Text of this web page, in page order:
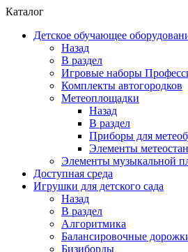
Каталог
Детское обучающее
Назад
В раздел
Игровые наборы
Комплекты автогородков
Метеоплощадки
Назад
В раздел
Приборы для
Элементы
Элементы музыкальной
Доступная среда
Игрушки для детского сада
Назад
В раздел
Алгоритмика
Балансировочные
Бизиборды